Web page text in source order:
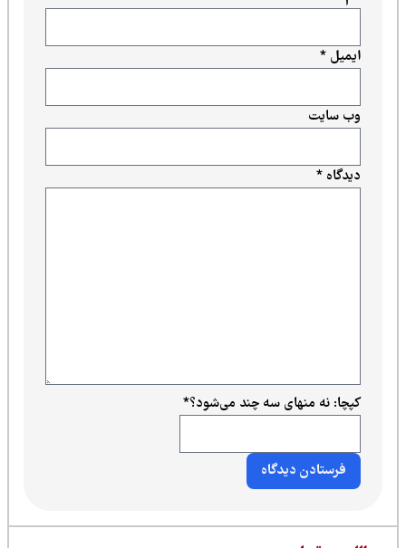
دیدگاه*
ایمیل*
وب‌ سایت
کپچا: نه منهای سه چند می‌شود؟*